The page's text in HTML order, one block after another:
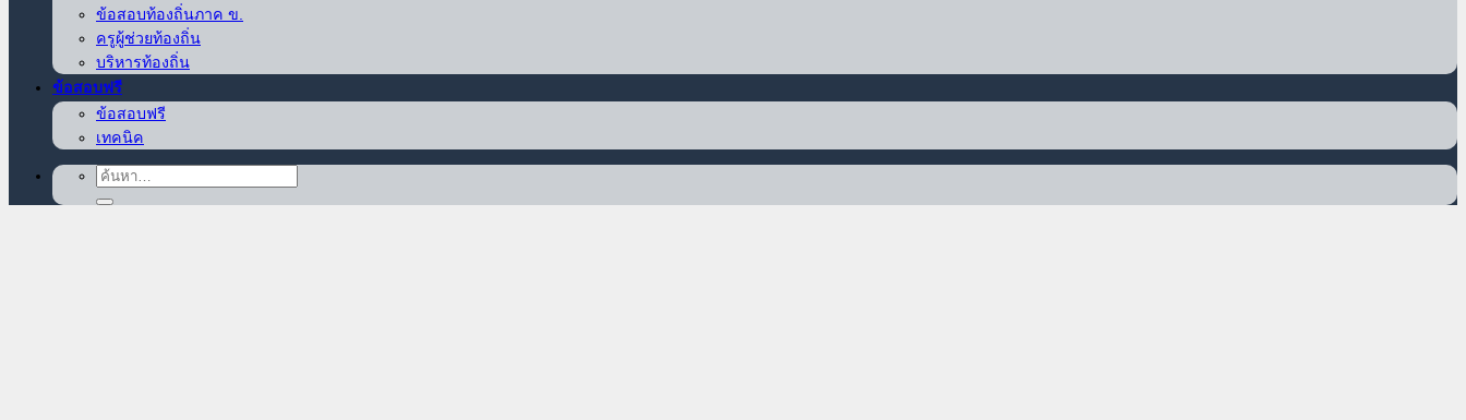
ข้อสอบท้องถิ่นภาค ข.
ครูผู้ช่วยท้องถิ่น
บริหารท้องถิ่น
ข้อสอบฟรี
ข้อสอบฟรี
เทคนิค
ค้นหา: